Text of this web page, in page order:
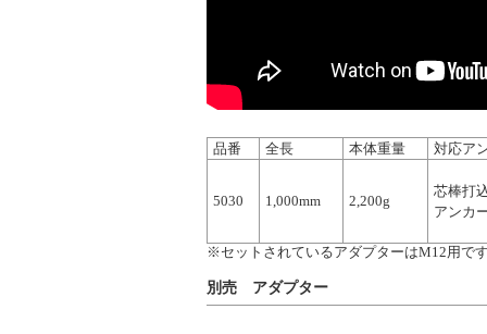
品番 全長 本体重量 対応ア
5030 1,000mm 2,200g
芯棒打
アンカ
※セットされているアダプターはM12用で
別売 アダプター